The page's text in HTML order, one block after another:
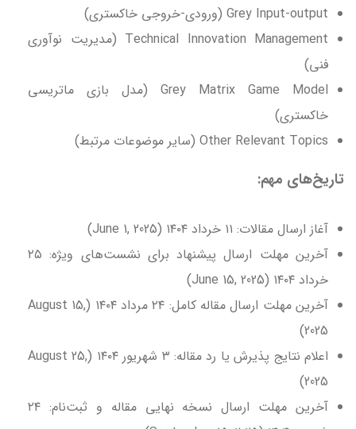
Grey Input-output (ورودی-خروجی خاکستری)
Technical Innovation Management (مدیریت نوآوری
فنی)
Grey Matrix Game Model (مدل بازی ماتریسی
خاکستری)
Other Relevant Topics (سایر موضوعات مرتبط)
تاریخ‌های مهم:
آغاز ارسال مقالات: ۱۱ خرداد ۱۴۰۴ (June 1, 2025)
آخرین مهلت ارسال پیشنهاد برای نشست‌های ویژه: ۲۵
خرداد ۱۴۰۴ (June 15, 2025)
آخرین مهلت ارسال مقاله کامل: ۲۴ مرداد ۱۴۰۴ (August 15,
2025)
اعلام نتایج پذیرش یا رد مقاله: ۳ شهریور ۱۴۰۴ (August 25,
2025)
آخرین مهلت ارسال نسخه نهایی مقاله و ثبت‌نام: ۲۴